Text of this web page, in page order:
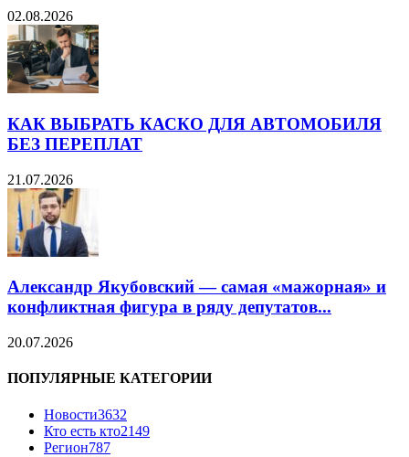
02.08.2026
КАК ВЫБРАТЬ КАСКО ДЛЯ АВТОМОБИЛЯ
БЕЗ ПЕРЕПЛАТ
21.07.2026
Александр Якубовский — самая «мажорная» и
конфликтная фигура в ряду депутатов...
20.07.2026
ПОПУЛЯРНЫЕ КАТЕГОРИИ
Новости3632
Кто есть кто2149
Регион787